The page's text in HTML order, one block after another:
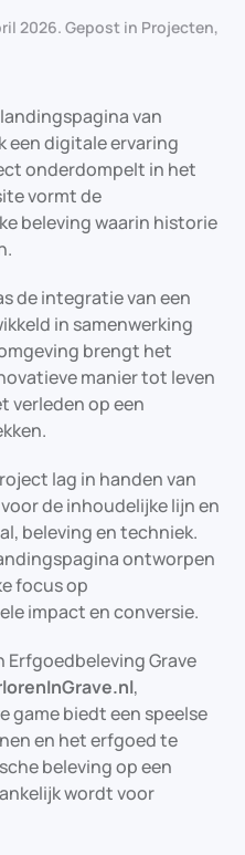
2026. Gepost in Projecten,
van
een digitale ervaring
onderdompelt in het
vormt de
beleving waarin historie
de integratie van een
in samenwerking
brengt het
manier tot leven
verleden op een
lag in handen van
de inhoudelijke lijn en
beleving en techniek.
ontworpen
focus op
impact en conversie.
Erfgoedbeleving Grave
,
game biedt een speelse
en het erfgoed te
beleving op een
wordt voor